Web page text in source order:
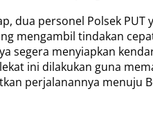
dua personel Polsek PUT
mengambil tindakan
segera menyiapkan
ini dilakukan guna
perjalanannya menuju